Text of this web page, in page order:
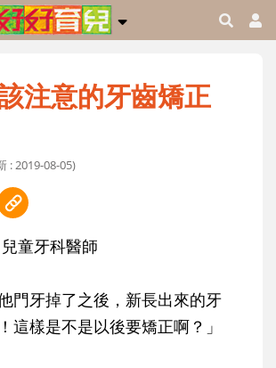
注意的牙齒矯正
: 2019-08-05)
童牙科醫師
門牙掉了之後，新長出來的牙
這樣是不是以後要矯正啊？」